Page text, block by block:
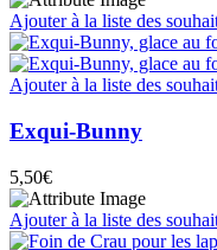
Ajouter à la liste des
Ajouter à la liste des
Exqui-Bunny
5,50€
Ajouter à la liste des